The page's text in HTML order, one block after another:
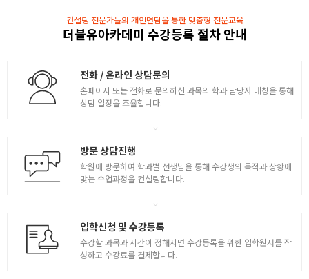
컨설팅 전문가들의 개인면담을 통한 맞춤형 전문교육
더블유아카데미 수강등록 절차 안내
전화 / 온라인 상담문의
홈페이지 또는 전화로 문의하신 과목의 학과 담당자 매칭을 통해
상담 일정을 조율합니다.
방문 상담진행
학원에 방문하여 학과별 선생님을 통해 수강생의 목적과 상황에
맞는 수업과정을 컨설팅합니다.
입학신청 및 수강등록
수강할 과목과 시간이 정해지면 수강등록을 위한 입학원서를 작
성하고 수강료를 결제합니다.